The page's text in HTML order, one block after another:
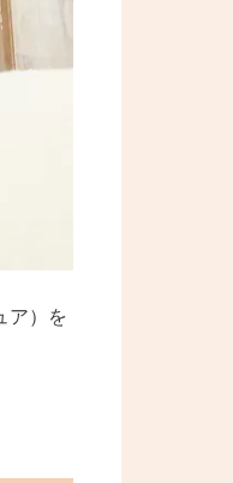
ア）を